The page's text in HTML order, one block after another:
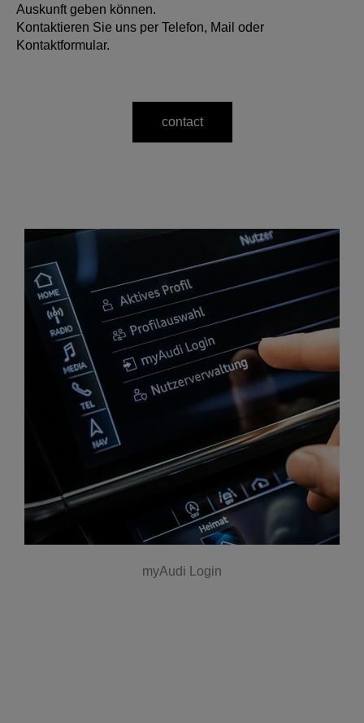
Auskunft geben können.
Kontaktieren Sie uns per Telefon, Mail oder
Kontaktformular.
contact
myAudi Login